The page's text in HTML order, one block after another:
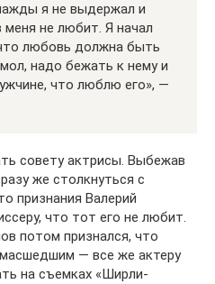
я не выдержал и
не любит. Я начал
любовь должна быть
надо бежать к нему и
что люблю его», —
совету актрисы. Выбежав
же столкнуться с
признания Валерий
что тот его не любит.
потом признался, что
— все же актеру
на съемках «Ширли-